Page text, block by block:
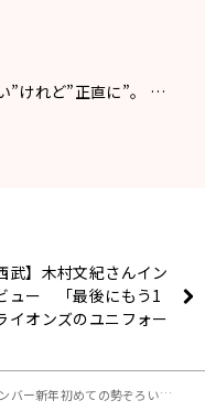
”けれど”正直に”。 …
武】木村文紀さんイン
ュー 「最後にもう1
イオンズのユニフォー
いた」
勢ぞろい！リスナーの「やる気出ない」話も募集！